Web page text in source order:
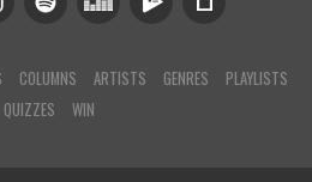
COLUMNS ARTISTS GENRES
PLAYLISTS
QUIZZES
WIN